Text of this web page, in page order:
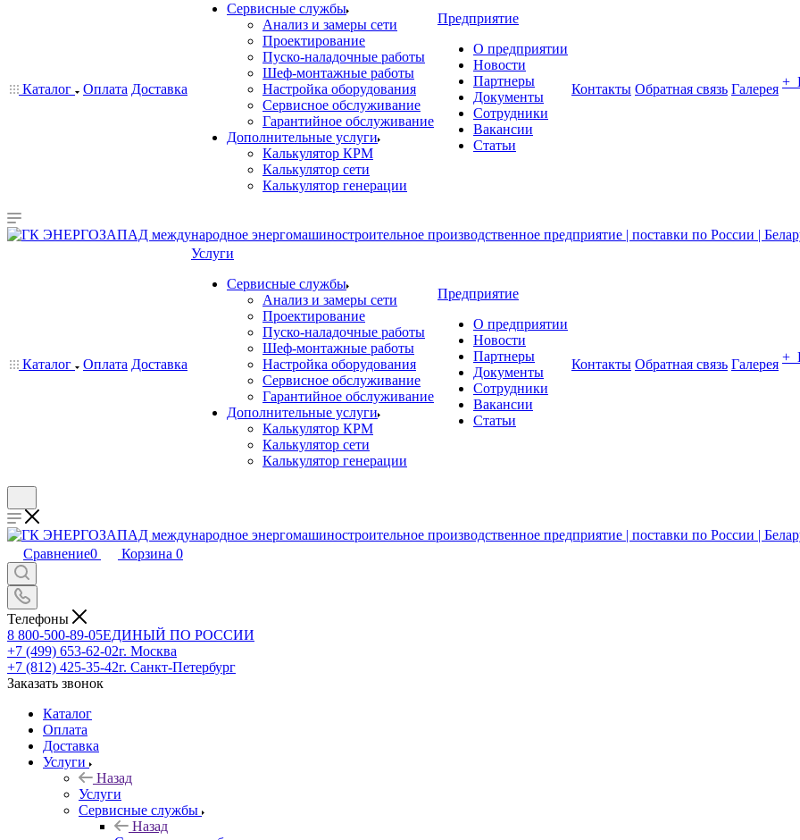
Каталог Оплата Доставка
Сервисные службы
Анализ и замеры сети
Проектирование
Пуско-наладочные работы
Шеф-монтажные работы
Настройка оборудования
Сервисное обслуживание
Гарантийное обслуживание
Дополнительные услуги
Калькулятор КРМ
Калькулятор сети
Калькулятор генерации
Предприятие
О предприятии
Новости
Партнеры
Документы
Сотрудники
Вакансии
Статьи
Контакты Обратная связь Галерея +
Каталог Оплата Доставка
Услуги
Сервисные службы
Анализ и замеры сети
Проектирование
Пуско-наладочные работы
Шеф-монтажные работы
Настройка оборудования
Сервисное обслуживание
Гарантийное обслуживание
Дополнительные услуги
Калькулятор КРМ
Калькулятор сети
Калькулятор генерации
Предприятие
О предприятии
Новости
Партнеры
Документы
Сотрудники
Вакансии
Статьи
Контакты Обратная связь Галерея +
Сравнение0 Корзина 0
Телефоны
8 800-500-89-05ЕДИНЫЙ ПО РОССИИ
+7 (499) 653-62-02г. Москва
+7 (812) 425-35-42г. Санкт-Петербург
Заказать звонок
Каталог
Оплата
Доставка
Услуги
Назад
Услуги
Сервисные службы
Назад